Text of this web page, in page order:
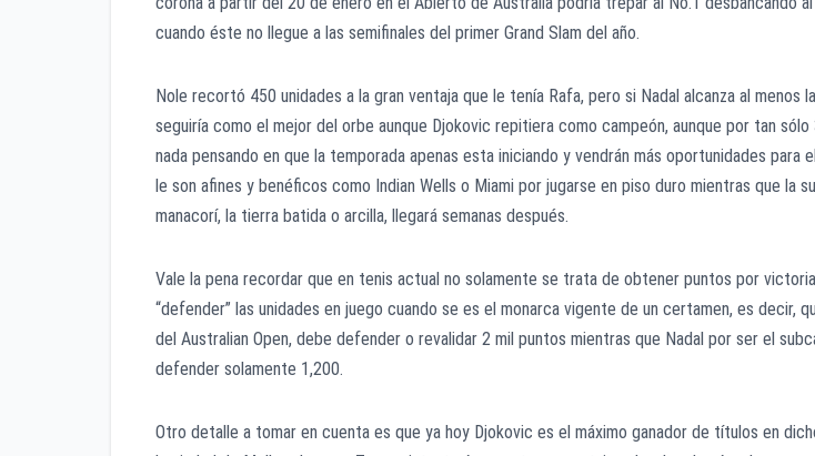
cuando éste no llegue a las semifinales del primer Grand Slam del año.
Nole recortó 450 unidades a la gran ventaja que le tenía Rafa, pero si Nadal alcanza al menos
seguiría como el mejor del orbe aunque Djokovic repitiera como campeón, aunque por tan
nada pensando en que la temporada apenas esta iniciando y vendrán más oportunidades para
le son afines y benéficos como Indian Wells o Miami por jugarse en piso duro mientras que la
manacorí, la tierra batida o arcilla, llegará semanas después.
Vale la pena recordar que en tenis actual no solamente se trata de obtener puntos por
“defender” las unidades en juego cuando se es el monarca vigente de un certamen, es decir,
del Australian Open, debe defender o revalidar 2 mil puntos mientras que Nadal por ser el
defender solamente 1,200.
Otro detalle a tomar en cuenta es que ya hoy Djokovic es el máximo ganador de títulos en